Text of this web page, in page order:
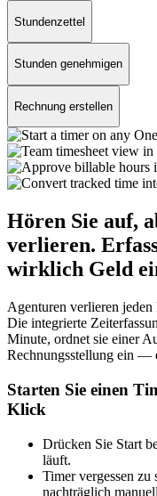
Stundenzettel
Stunden genehmigen
Rechnung erstellen
Hören Sie auf,
verlieren.
wirklich Geld
Agenturen verlieren
Die integrierte
Minute, ordnet sie einer
Rechnungsstellung ein —
Starten Sie einen
Klick
Drücken Sie Start
läuft.
Timer vergessen zu
nachträglich